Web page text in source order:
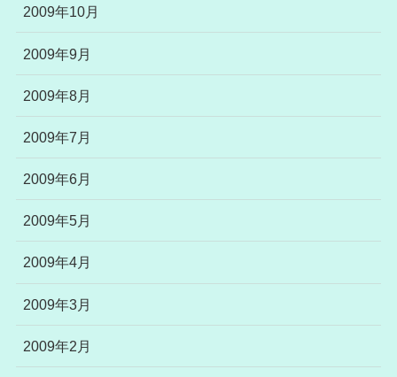
2009年10月
2009年9月
2009年8月
2009年7月
2009年6月
2009年5月
2009年4月
2009年3月
2009年2月